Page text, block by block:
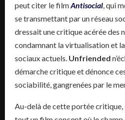
peut citer le filmAntisocial, qui
se transmettant par un réseau
dressait une critique acérée des
condamnant la virtualisation et
sociaux actuels. Unfriended
démarche critique et dénonce
sociabilité, gangrenées par le
Au-delà de cette portée critique,